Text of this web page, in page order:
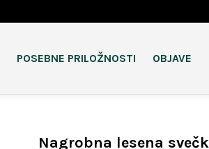
POSEBNE PRILOŽNOSTI OBJAVE
Nagrobna lesena